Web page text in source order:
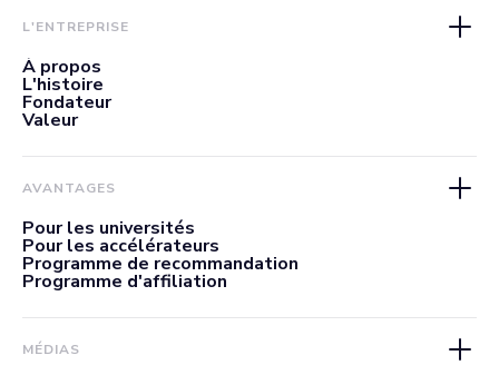
L'ENTREPRISE
À propos
L'histoire
Fondateur
Valeur
AVANTAGES
Pour les universités
Pour les accélérateurs
Programme de recommandation
Programme d'affiliation
MÉDIAS